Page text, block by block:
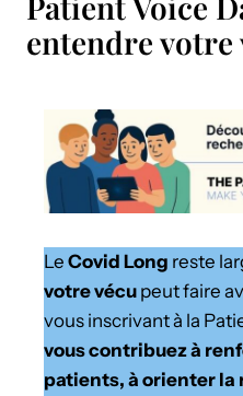
entendre votre
Le Covid Long reste
votre vécu peut faire
vous inscrivant à la
vous contribuez à
patients, à orienter la